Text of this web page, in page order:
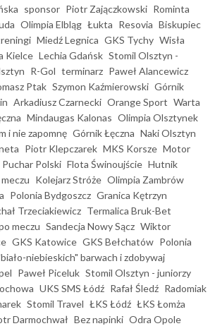
sponsor Piotr Zajączkowski Rominta
Olimpia Elbląg Łukta Resovia Biskupiec
Miedź Legnica GKS Tychy Wisła
Kielce Lechia Gdańsk Stomil Olsztyn -
R-Gol terminarz Paweł Alancewicz
Ptak Szymon Kaźmierowski Górnik
Arkadiusz Czarnecki Orange Sport Warta
Mindaugas Kalonas Olimpia Olsztynek
i nie zapomnę Górnik Łęczna Naki Olsztyn
Piotr Klepczarek MKS Korsze Motor
Polski Flota Świnoujście Hutnik
Kolejarz Stróże Olimpia Zambrów
Polonia Bydgoszcz Granica Kętrzyn
Trzeciakiewicz Termalica Bruk-Bet
meczu Sandecja Nowy Sącz Wiktor
GKS Katowice GKS Bełchatów Polonia
niebieskich" barwach i zdobywaj
Paweł Piceluk Stomil Olsztyn - juniorzy
UKS SMS Łódź Rafał Śledź Radomiak
Stomil Travel ŁKS Łódź ŁKS Łomża
Darmochwał Bez napinki Odra Opole